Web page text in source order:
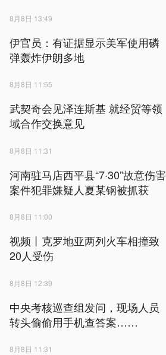
8月8日 13:49
伊官员：有证据显示美军使用磷
弹轰炸伊朗多地
8月8日 11:55
武契奇会见泽连斯基 就经贸等领
域合作交换意见
8月8日 11:31
河南驻马店西平县“7·30”故意伤害
案件犯罪嫌疑人夏某钢被抓获
8月8日 11:00
视频丨克罗地亚两列火车相撞致
20人受伤
8月8日 12:39
中央考核巡查组发问，现场人员
转头偷偷用手机查答案……
8月8日 11:31